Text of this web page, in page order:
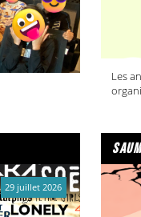
Les
29 juillet 2026